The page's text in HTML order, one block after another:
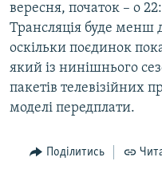
вересня, початок – о
Трансляція буде менш
оскільки поєдинок
який із нинішнього
пакетів телевізійних
моделі передплати.
Поділитись